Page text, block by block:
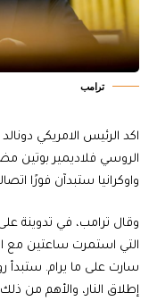
ترامب
اكد الرئيس الامريكي
الروسي فلاديمير بوتين
واوكرانيا ستبدآن فورًا
وقال ترامب، في تدوينة
التي استمرت ساعتين مع
سارت على ما يرام. ستبدأ
إطلاق النار، والأهم من